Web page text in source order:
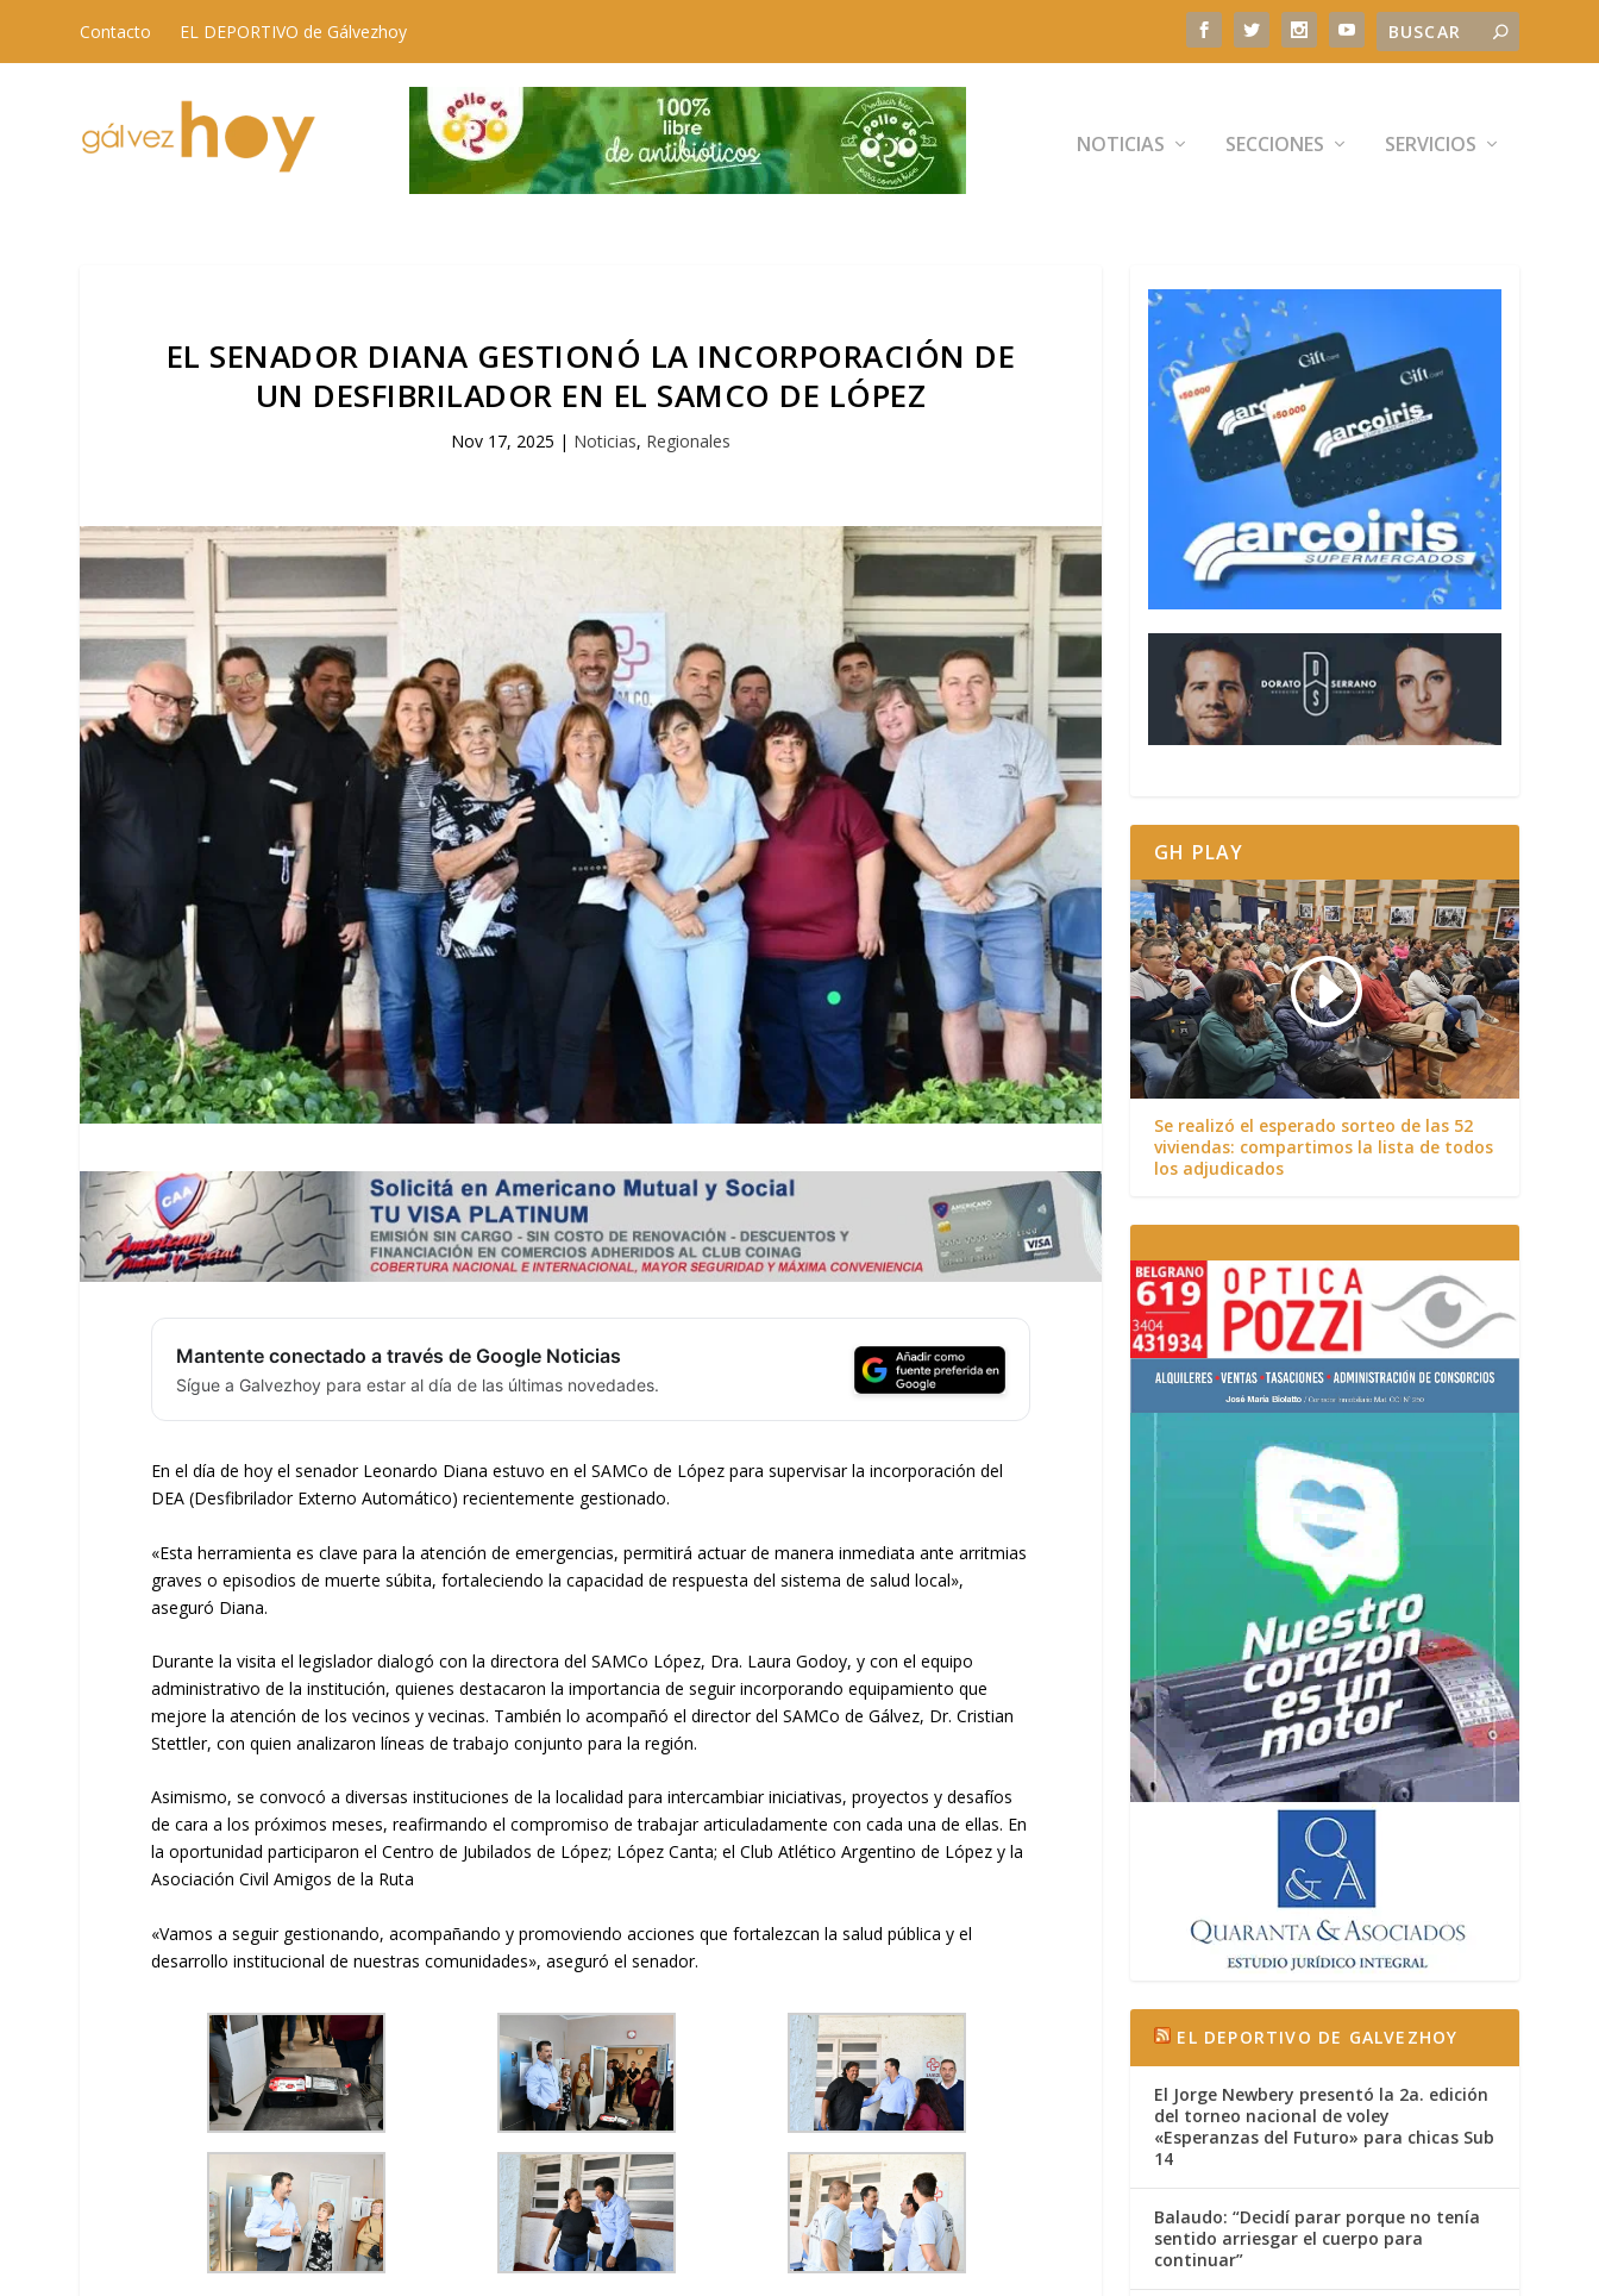
Contacto EL DEPORTIVO de Gálvezhoy
NOTICIAS SECCIONES SERVICIOS
EL SENADOR DIANA GESTIONÓ LA INCORPORACIÓN DE
UN DESFIBRILADOR EN EL SAMCO DE LÓPEZ
Nov 17, 2025 | Noticias, Regionales
Mantente conectado a través de Google Noticias
Sígue a Galvezhoy para estar al día de las últimas novedades.
En el día de hoy el senador Leonardo Diana estuvo en el SAMCo de López para supervisar la incorporación del
DEA (Desfibrilador Externo Automático) recientemente gestionado.
«Esta herramienta es clave para la atención de emergencias, permitirá actuar de manera inmediata ante arritmias
graves o episodios de muerte súbita, fortaleciendo la capacidad de respuesta del sistema de salud local»,
aseguró Diana.
Durante la visita el legislador dialogó con la directora del SAMCo López, Dra. Laura Godoy, y con el equipo
administrativo de la institución, quienes destacaron la importancia de seguir incorporando equipamiento que
mejore la atención de los vecinos y vecinas. También lo acompañó el director del SAMCo de Gálvez, Dr. Cristian
Stettler, con quien analizaron líneas de trabajo conjunto para la región.
Asimismo, se convocó a diversas instituciones de la localidad para intercambiar iniciativas, proyectos y desafíos
de cara a los próximos meses, reafirmando el compromiso de trabajar articuladamente con cada una de ellas. En
la oportunidad participaron el Centro de Jubilados de López; López Canta; el Club Atlético Argentino de López y la
Asociación Civil Amigos de la Ruta
«Vamos a seguir gestionando, acompañando y promoviendo acciones que fortalezcan la salud pública y el
desarrollo institucional de nuestras comunidades», aseguró el senador.
GH PLAY
Se realizó el esperado sorteo de las 52
viviendas: compartimos la lista de todos
los adjudicados
EL DEPORTIVO DE GALVEZHOY
El Jorge Newbery presentó la 2a. edición
del torneo nacional de voley
«Esperanzas del Futuro» para chicas Sub
14
Balaudo: “Decidí parar porque no tenía
sentido arriesgar el cuerpo para
continuar”